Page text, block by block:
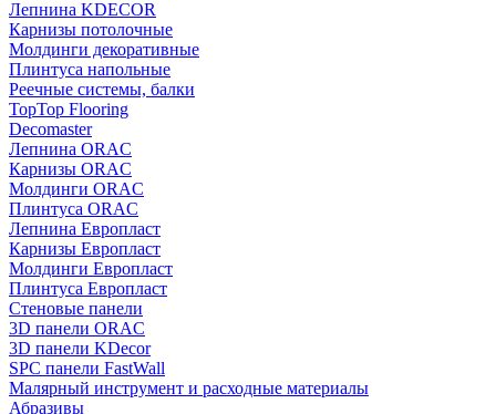
Лепнина KDECOR
Карнизы потолочные
Молдинги декоративные
Плинтуса напольные
Реечные системы, балки
TopTop Flooring
Decomaster
Лепнина ORAC
Карнизы ORAC
Молдинги ORAC
Плинтуса ORAC
Лепнина Европласт
Карнизы Европласт
Молдинги Европласт
Плинтуса Европласт
Стеновые панели
3D панели ORAC
3D панели KDecor
SPC панели FastWall
Малярный инструмент и расходные материалы
Абразивы